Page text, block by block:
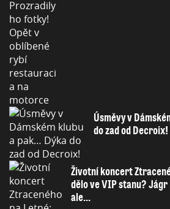
Úsměvy v
do zad od Decroix!
Životní koncert
dělo ve VIP stanu?
ale...